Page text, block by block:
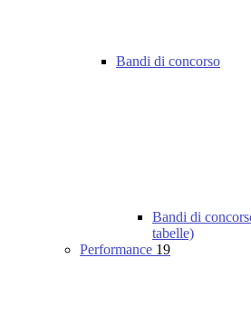
Bandi di concorso
Bandi di
tabelle)
Performance 19